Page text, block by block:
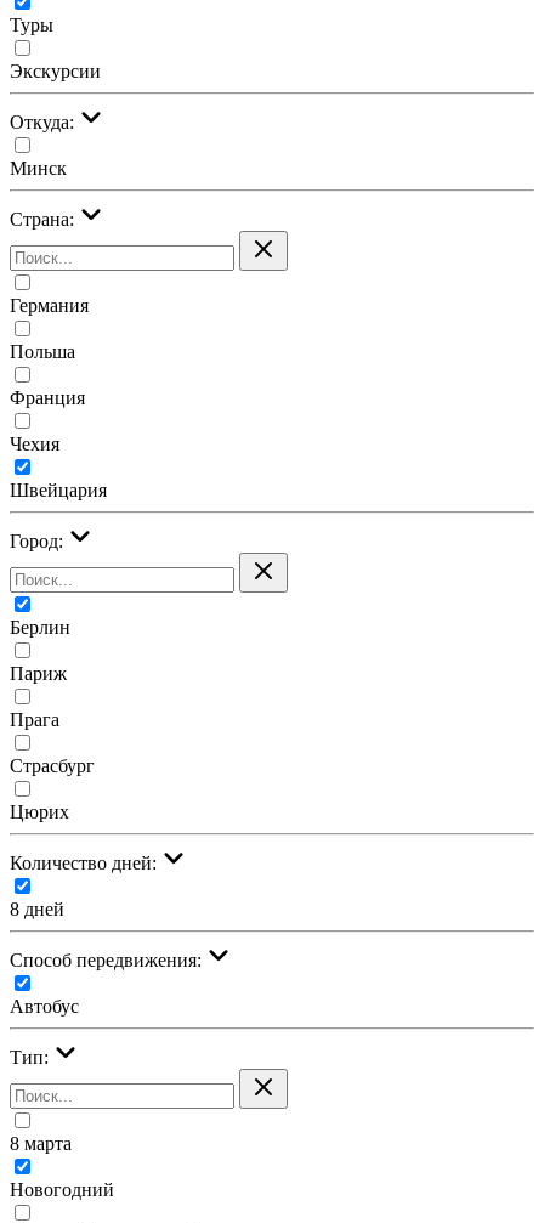
Туры
Экскурсии
Откуда:
Минск
Страна:
Германия
Польша
Франция
Чехия
Швейцария
Город:
Берлин
Париж
Прага
Страсбург
Цюрих
Количество дней:
8 дней
Cпособ передвижения:
Автобус
Тип:
8 марта
Новогодний